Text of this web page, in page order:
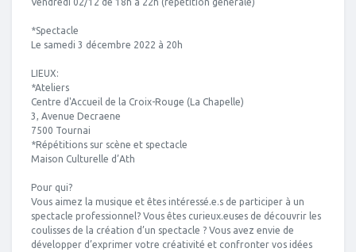
*Spectacle
Le samedi 3 décembre 2022 à 20h
LIEUX:
*Ateliers
Centre d'Accueil de la Croix-Rouge (La Chapelle)
3, Avenue Decraene
7500 Tournai
*Répétitions sur scène et spectacle
Maison Culturelle d’Ath
Pour qui?
Vous aimez la musique et êtes intéressé.e.s de participer à un
spectacle professionnel? Vous êtes curieux.euses de découvrir les
coulisses de la création d’un spectacle ? Vous avez envie de
développer d’exprimer votre créativité et confronter vos idées